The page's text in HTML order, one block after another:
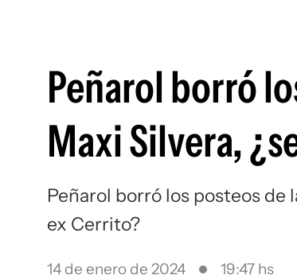
Peñarol borró
Maxi Silvera,
Peñarol borró los posteos de
ex Cerrito?
14 de enero de 2024 19:47 hs